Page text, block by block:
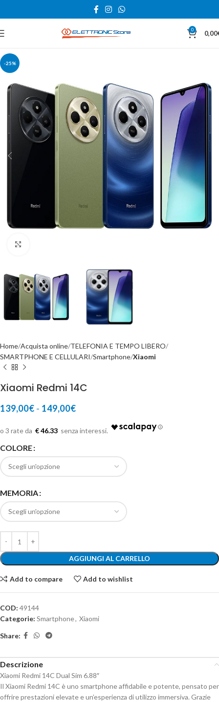
0 0,00
-25%
Home Acquista online TELEFONIA E TEMPO LIBERO
SMARTPHONE E CELLULARI Smartphone Xiaomi
Xiaomi Redmi 14C
139,00€ - 149,00€
€ 46.33
COLORE
MEMORIA
AGGIUNGI AL CARRELLO
Add to compare Add to wishlist
COD: 49144
Categorie: Smartphone, Xiaomi
Share:
Descrizione
Xiaomi Redmi 14C Dual Sim 6.88″
Il Xiaomi Redmi 14C è uno smartphone affidabile e potente, pensato per
offrire prestazioni elevate e un’esperienza di utilizzo immersiva. Grazie